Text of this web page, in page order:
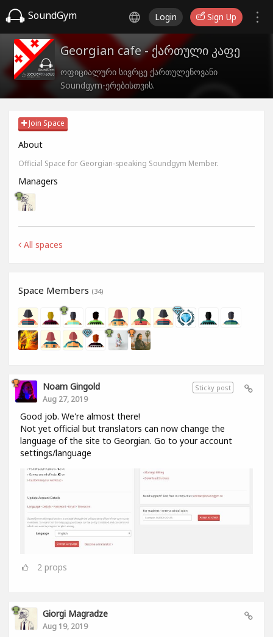
SoundGym Login Sign Up
Georgian cafe - ქართული კაფე
ოფიციალური სივრცე ქართულენოვანი
Soundgym-ერებისთვის.
Join Space
About
Official Space for Georgian-speaking Soundgym Member.
Managers
All spaces
Space Members (34)
Sticky post
Noam Gingold
Aug 27, 2019
Good job. We're almost there!
Not yet official but translators can now change the
language of the site to Georgian. Go to your account
settings/language
2 props
Giorgi Magradze
Aug 19, 2019